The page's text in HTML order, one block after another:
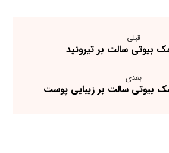
قبلی
بیوتی سالت بر تیروئید
بعدی
بیوتی سالت بر زیبایی پوست